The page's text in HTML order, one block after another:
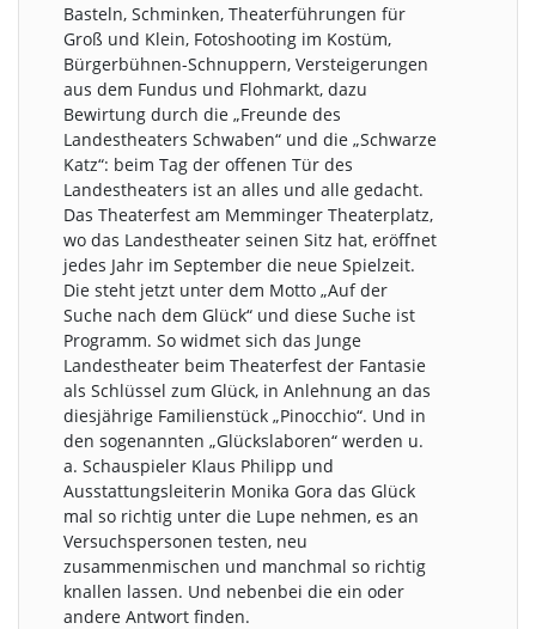
Basteln, Schminken, Theaterführungen für
Groß und Klein, Fotoshooting im Kostüm,
Bürgerbühnen-Schnuppern, Versteigerungen
aus dem Fundus und Flohmarkt, dazu
Bewirtung durch die „Freunde des
Landestheaters Schwaben“ und die „Schwarze
Katz“: beim Tag der offenen Tür des
Landestheaters ist an alles und alle gedacht.
Das Theaterfest am Memminger Theaterplatz,
wo das Landestheater seinen Sitz hat, eröffnet
jedes Jahr im September die neue Spielzeit.
Die steht jetzt unter dem Motto „Auf der
Suche nach dem Glück“ und diese Suche ist
Programm. So widmet sich das Junge
Landestheater beim Theaterfest der Fantasie
als Schlüssel zum Glück, in Anlehnung an das
diesjährige Familienstück „Pinocchio“. Und in
den sogenannten „Glückslaboren“ werden u.
a. Schauspieler Klaus Philipp und
Ausstattungsleiterin Monika Gora das Glück
mal so richtig unter die Lupe nehmen, es an
Versuchspersonen testen, neu
zusammenmischen und manchmal so richtig
knallen lassen. Und nebenbei die ein oder
andere Antwort finden.